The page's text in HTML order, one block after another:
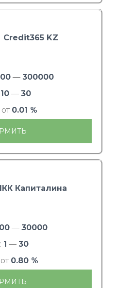
Credit365 KZ
— 300000
10 — 30
0.01 %
Капиталина
— 30000
1 — 30
0.80 %